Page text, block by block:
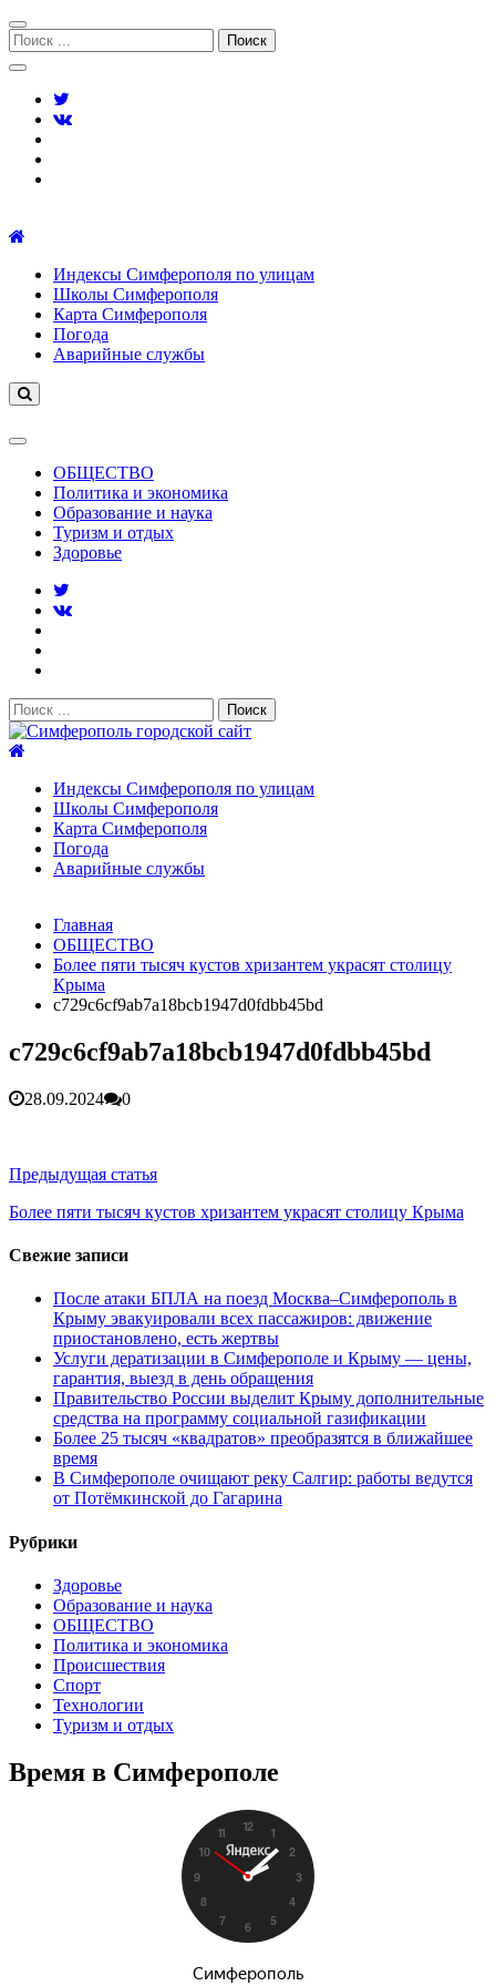
Перейти
к
навигации
Перейти
к
содержимому
Поиск:
Индексы Симферополя по улицам
Школы Симферополя
Карта Симферополя
Погода
Аварийные службы
ОБЩЕСТВО
Политика и экономика
Образование и наука
Туризм и отдых
Здоровье
Поиск:
Индексы Симферополя по улицам
Школы Симферополя
Карта Симферополя
Погода
Аварийные службы
После атаки БПЛА на поезд Москва–Симферополь в
Крыму эвакуировали всех пассажиро...08.06.2026
Услуги дератизации в Симферополе и Крыму — цены,
гарантия, выезд в день обращени...
средства на программу социальн...01.04.2026
Более 25 тысяч «квадратов» преобразятся в ближайшее
В Симферополе очищают реку Салгир: работы ведутся
Главная
ОБЩЕСТВО
Более пяти тысяч кустов хризантем украсят столицу
Крыма
c729c6cf9ab7a18bcb1947d0fdbb45bd
c729c6cf9ab7a18bcb1947d0fdbb45bd
28.09.2024 0
Навигация
по
Предыдущая статья
Более пяти тысяч кустов хризантем украсят столицу Крыма
Свежие записи
После атаки БПЛА на поезд Москва–Симферополь в
Крыму эвакуировали всех пассажиров: движение
приостановлено, есть жертвы
Услуги дератизации в Симферополе и Крыму — цены,
гарантия, выезд в день обращения
Правительство России выделит Крыму дополнительные
средства на программу социальной газификации
Более 25 тысяч «квадратов» преобразятся в ближайшее
время
В Симферополе очищают реку Салгир: работы ведутся
от Потёмкинской до Гагарина
Рубрики
Здоровье
Образование и наука
ОБЩЕСТВО
Политика и экономика
Происшествия
Спорт
Технологии
Туризм и отдых
Время в Симферополе